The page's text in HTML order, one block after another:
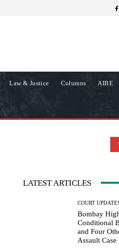
Law & Justice Columns AIBE
LATEST ARTICLES
COURT
Bombay
Conditional
and Four
Assault Case